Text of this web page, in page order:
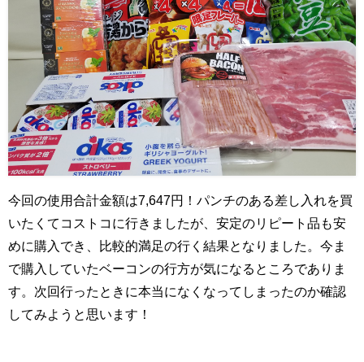
今回の使用合計金額は7,647円！パンチのある差し入れを買
いたくてコストコに行きましたが、安定のリピート品も安
めに購入でき、比較的満足の行く結果となりました。今ま
で購入していたベーコンの行方が気になるところでありま
す。次回行ったときに本当になくなってしまったのか確認
してみようと思います！